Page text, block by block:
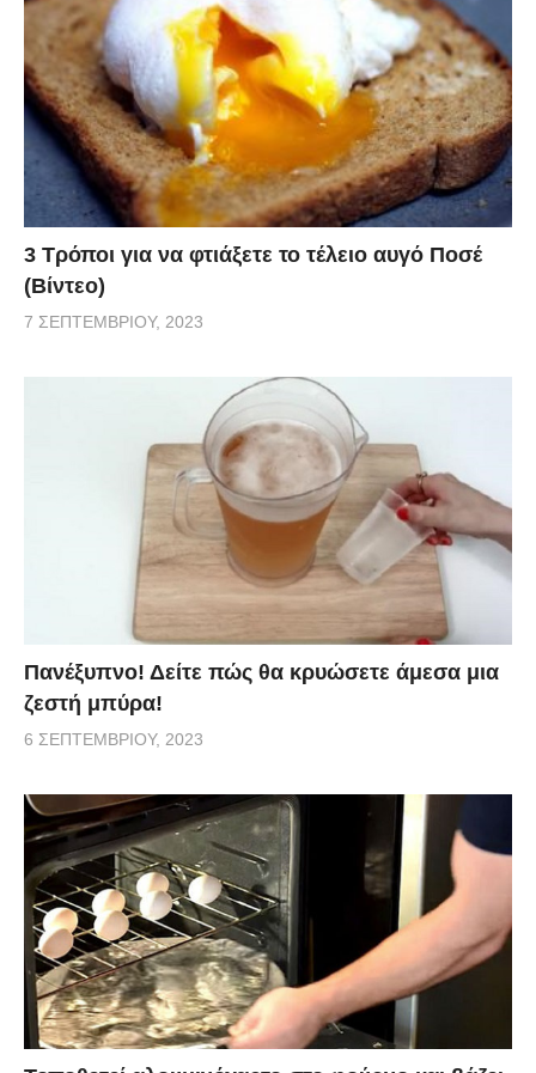
3 Τρόποι για να φτιάξετε το τέλειο αυγό Ποσέ
(Βίντεο)
7 ΣΕΠΤΕΜΒΡΊΟΥ, 2023
Πανέξυπνο! Δείτε πώς θα κρυώσετε άμεσα μια
ζεστή μπύρα!
6 ΣΕΠΤΕΜΒΡΊΟΥ, 2023